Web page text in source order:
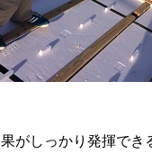
がしっかり発揮で